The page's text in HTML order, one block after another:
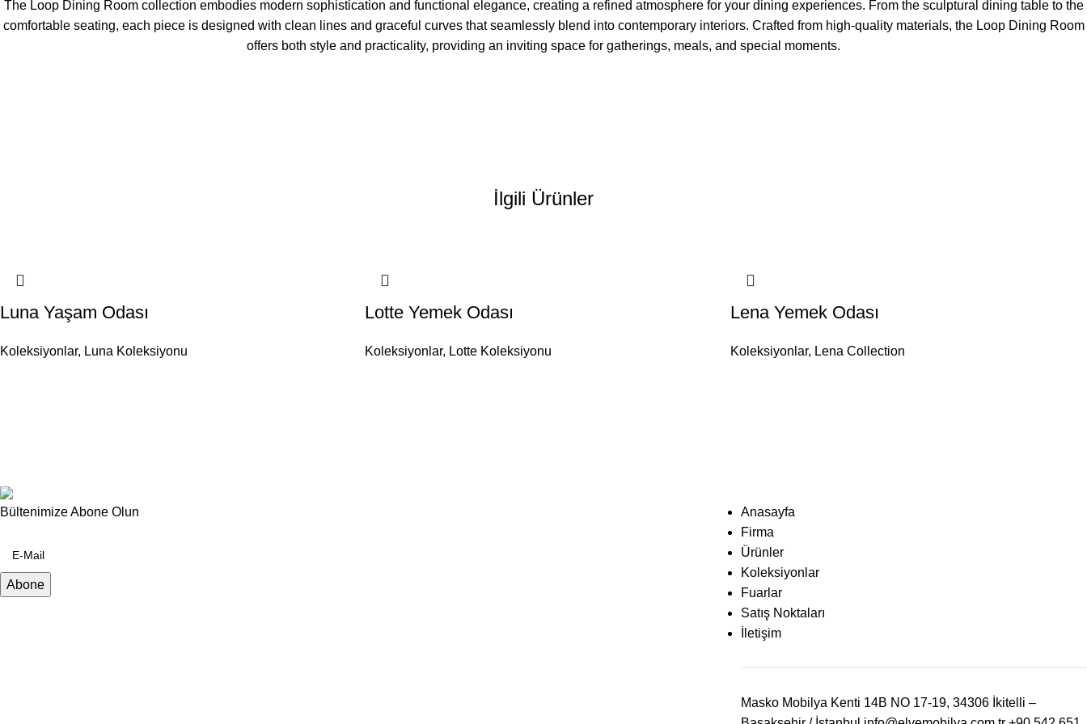
The Loop Dining Room collection embodies modern sophistication and functional elegance, creating a refined atmosphere for your dining experiences. From the sculptural dining table to the
comfortable seating, each piece is designed with clean lines and graceful curves that seamlessly blend into contemporary interiors. Crafted from high-quality materials, the Loop Dining Room
offers both style and practicality, providing an inviting space for gatherings, meals, and special moments.
İlgili Ürünler
Luna Yaşam Odası
Koleksiyonlar, Luna Koleksiyonu
Lotte Yemek Odası
Koleksiyonlar, Lotte Koleksiyonu
Lena Yemek Odası
Koleksiyonlar, Lena Collection
Bültenimize Abone Olun
Anasayfa
Firma
Ürünler
Koleksiyonlar
Fuarlar
Satış Noktaları
İletişim
Masko Mobilya Kenti 14B NO 17-19, 34306 İkitelli –